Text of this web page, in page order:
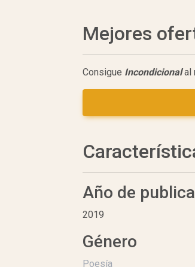
Mejores
Consigue Incondicionalal
Año de
2019
Género
Poesía